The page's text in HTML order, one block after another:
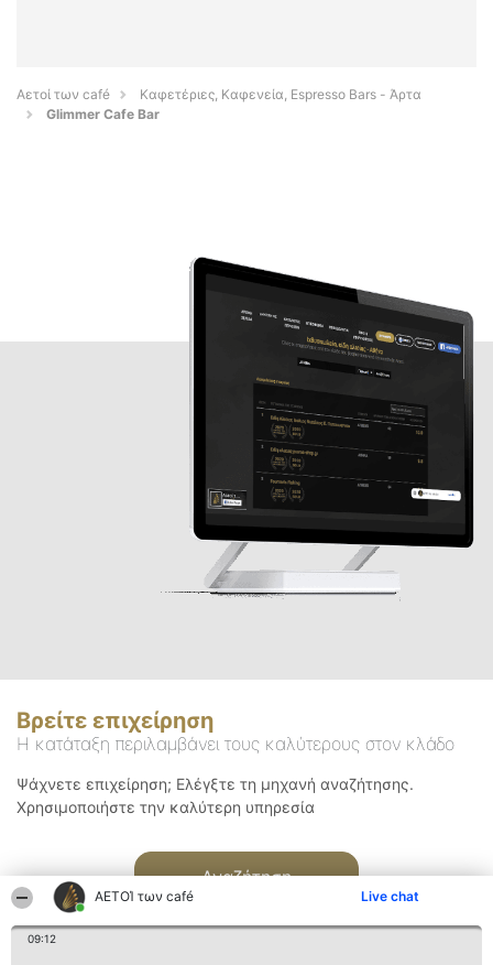
ΑΕΤΟΊ των café Live chat
09:12
Αετοί των café
Καφετέριες, Καφενεία, Espresso Bars - Άρτα
Glimmer Cafe Bar
Βρείτε επιχείρηση
Η κατάταξη περιλαμβάνει τους καλύτερους στον κλάδο
Ψάχνετε επιχείρηση; Ελέγξτε τη μηχανή αναζήτησης.
Χρησιμοποιήστε την καλύτερη υπηρεσία
Αναζήτηση